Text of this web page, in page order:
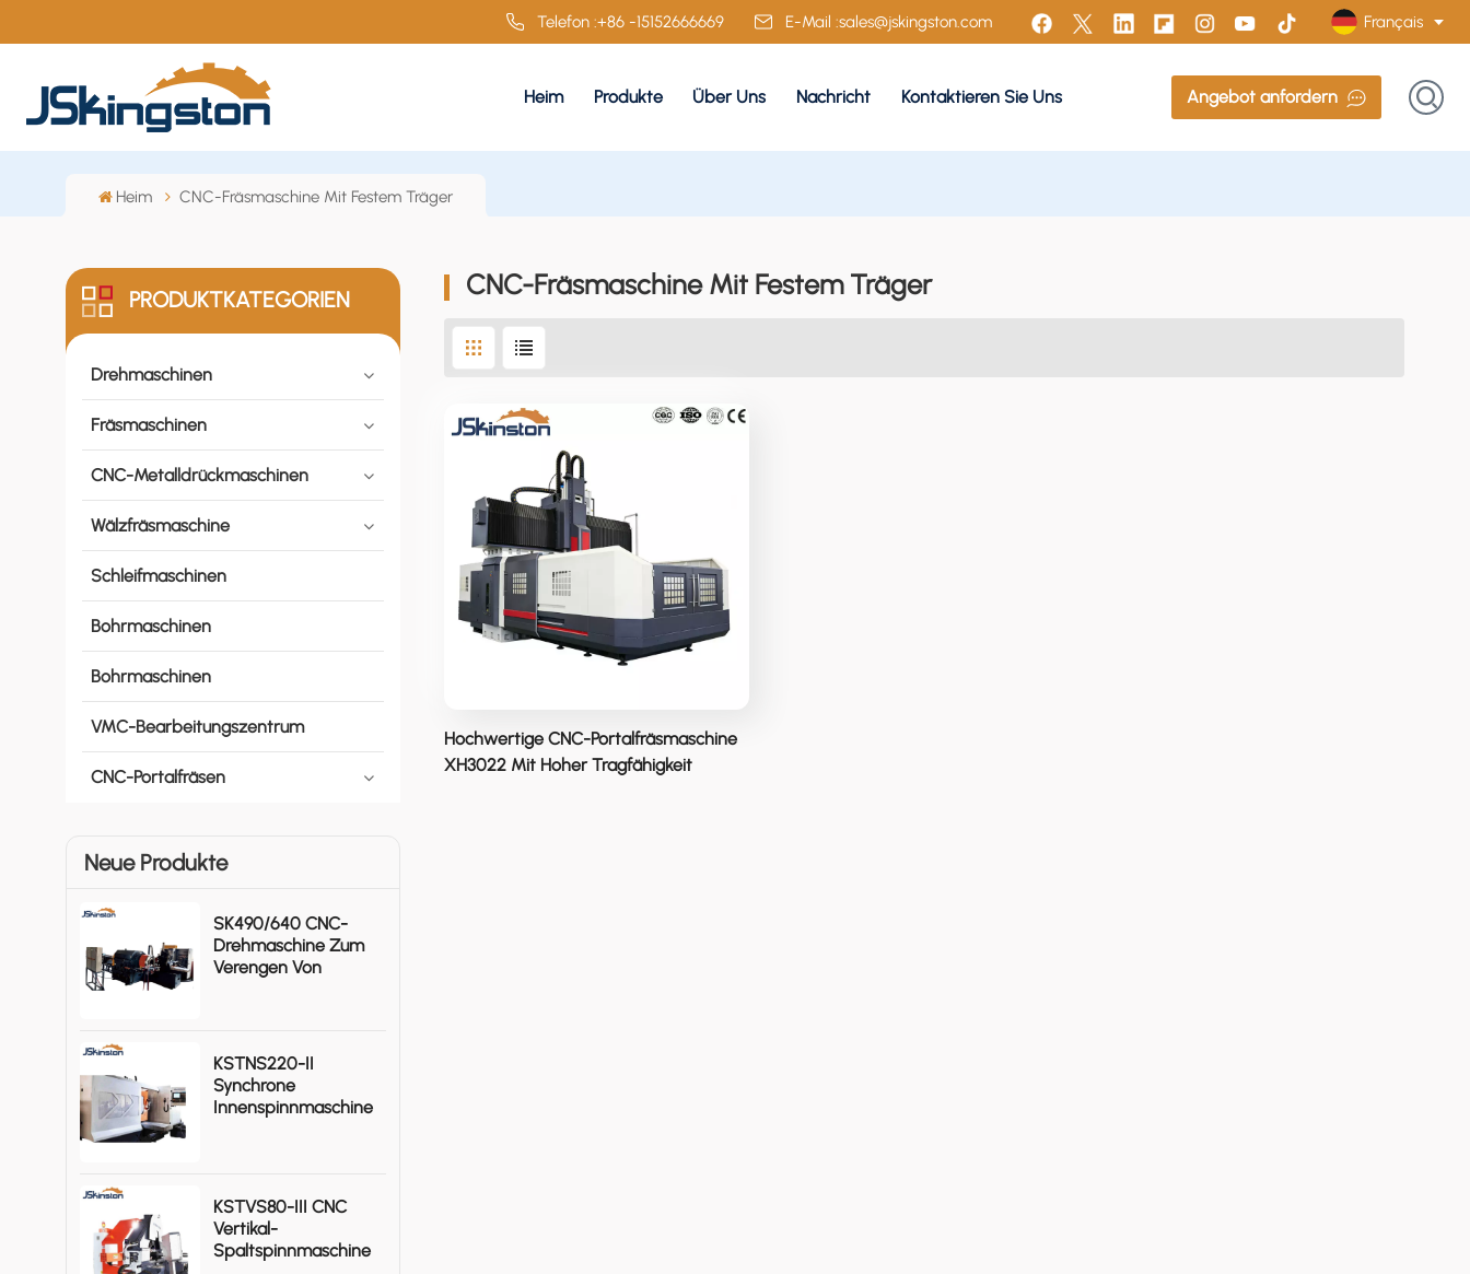
Telefon :+86 -15152666669 E-Mail :sales@jskingston.com Français
English
Heim Produkte Über Uns Nachricht Kontaktieren Sie Uns Angebot anfordern
Heim CNC-Fräsmaschine Mit Festem Träger
PRODUKTKATEGORIEN
Drehmaschinen
Fräsmaschinen
CNC-Metalldrückmaschinen
Wälzfräsmaschine
Schleifmaschinen
Bohrmaschinen
Bohrmaschinen
VMC-Bearbeitungszentrum
CNC-Portalfräsen
Neue Produkte
SK490/640 CNC-
Drehmaschine Zum
Verengen Von
KSTNS220-II
Synchrone
Innenspinnmaschine
KSTVS80-III CNC
Vertikal-
Spaltspinnmaschine
CNC-Fräsmaschine Mit Festem Träger
Hochwertige CNC-Portalfräsmaschine
XH3022 Mit Hoher Tragfähigkeit